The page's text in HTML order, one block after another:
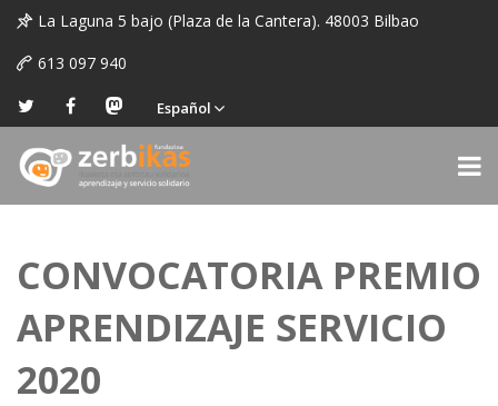
La Laguna 5 bajo (Plaza de la Cantera). 48003 Bilbao
613 097 940
Español
CONVOCATORIA PREMIO
APRENDIZAJE SERVICIO
2020